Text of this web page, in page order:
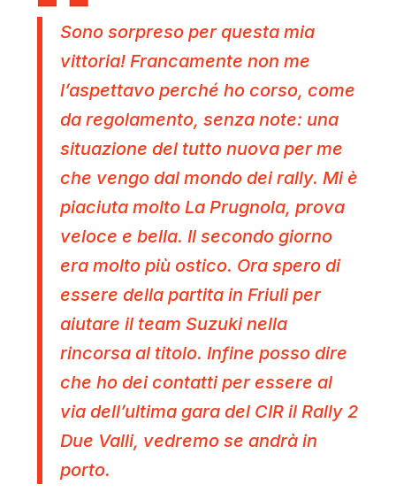
Sono sorpreso per questa mia
vittoria! Francamente non me
l’aspettavo perché ho corso, come
da regolamento, senza note: una
situazione del tutto nuova per me
che vengo dal mondo dei rally. Mi è
piaciuta molto La Prugnola, prova
veloce e bella. Il secondo giorno
era molto più ostico. Ora spero di
essere della partita in Friuli per
aiutare il team Suzuki nella
rincorsa al titolo. Infine posso dire
che ho dei contatti per essere al
via dell’ultima gara del CIR il Rally 2
Due Valli, vedremo se andrà in
porto.